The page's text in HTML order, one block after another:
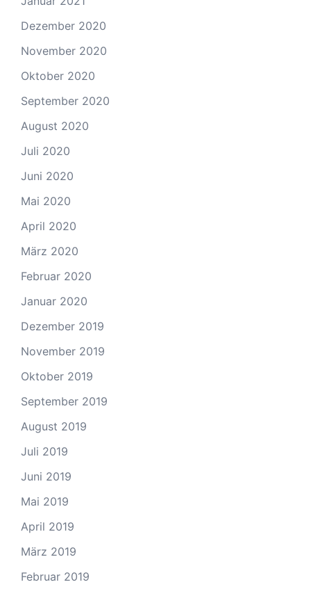
Dezember 2020
November 2020
Oktober 2020
September 2020
August 2020
Juli 2020
Juni 2020
Mai 2020
April 2020
März 2020
Februar 2020
Januar 2020
Dezember 2019
November 2019
Oktober 2019
September 2019
August 2019
Juli 2019
Juni 2019
Mai 2019
April 2019
März 2019
Februar 2019